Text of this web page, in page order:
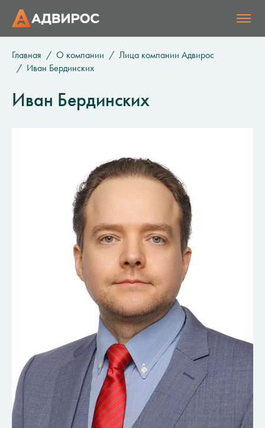
Главная О компании
Лица компании Адвирос
Иван Бердинских
Иван Бердинских